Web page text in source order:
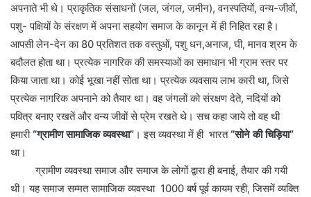
अपनाते भी थे। प्राकृतिक संसाधनों (जल, जंगल, जमीन), वनस्पतियों, वन्य-जीवों,
पशु- पक्षियों के संरक्षण में अपना सहयोग समाज के कानून में ही निहित रहा है।
आपसी लेन-देन का 80 प्रतिशत तक वस्तुओं, पशु धन,अनाज, घी, मानव श्रम के
बदौलत होता था। प्रत्येक नागरिक की समस्याओं का समाधान भी ग्राम स्तर पर
किया जाता था। कोई भूखा नहीं सोता था। प्रत्येक व्यवसाय लाभ कारी था, जिसे
प्रत्येक नागरिक अपनाने को तैयार था। वह जंगलों को संरक्षण देते, नदियों को
पवित्र बनाए रखतें और वन्य जीवों से प्रेम रखते थे। सच कहा जाये तो वह थी
हमारी“ग्रामीण सामाजिक व्यवस्था” । इस व्यवस्था में ही भारत“सोने की चिड़िया”
था।
ग्रामीण व्यवस्था समाज और समाज के लोगों द्वारा ही बनाई, तैयार की गयी
थी। यह समाज सम्मत सामाजिक व्यवस्था 1000 बर्ष पूर्व कायम रही, जिसमें व्यक्ति